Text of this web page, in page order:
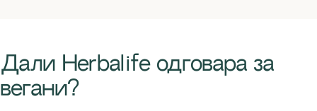
​​Дали Herbalife одговара за
вегани?​